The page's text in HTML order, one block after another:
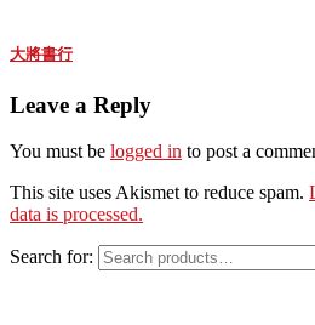
大將書行
Leave a Reply
You must be logged in to post a
This site uses Akismet to reduce spam.
data is processed.
Search for: